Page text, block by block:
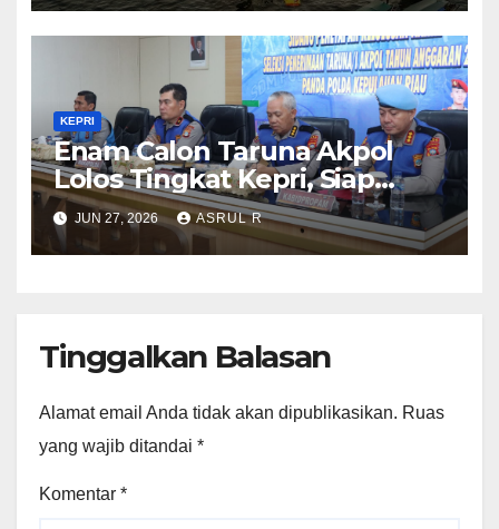
KEPRI
Enam Calon Taruna Akpol
Lolos Tingkat Kepri, Siap
Mengikuti Seleksi Akpol
Tingkat Pusat 2 Juli 2026
JUN 27, 2026 ASRUL R
Tinggalkan Balasan
Alamat email Anda tidak akan dipublikasikan. Ruas
yang wajib ditandai *
Komentar *